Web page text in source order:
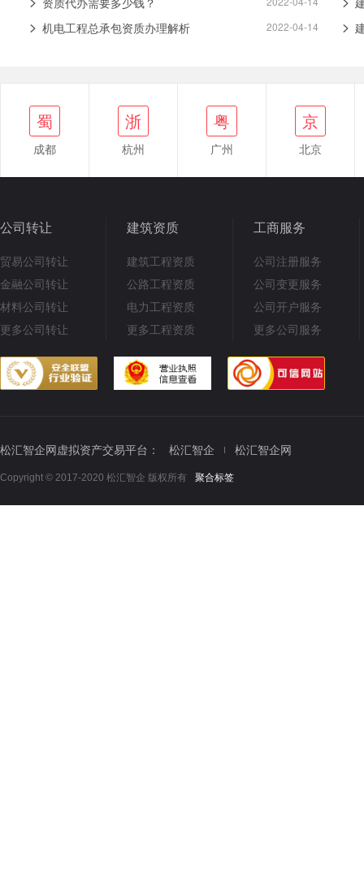
机电工程总承包资质办理解析
2022-04-14
蜀
成都
浙
杭州
粤
广州
京
北京
公司转让
贸易公司转让
金融公司转让
材料公司转让
更多公司转让
建筑资质
建筑工程资质
公路工程资质
电力工程资质
更多工程资质
工商服务
公司注册服务
公司变更服务
公司开户服务
更多公司服务
松汇智企网虚拟资产交易平台： 松汇智企 松汇智企网
Copyright © 2017-2020 松汇智企 版权所有 聚合标签